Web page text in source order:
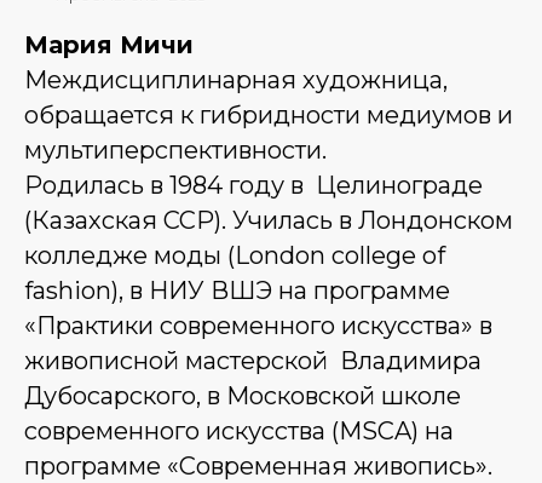
Мария Мичи
Междисциплинарная художница,
обращается к гибридности медиумов и
мультиперспективности.
Родилась в 1984 году в Целинограде
(Казахская ССР). Училась в Лондонском
колледже моды (London college of
fashion), в НИУ ВШЭ на программе
«Практики современного искусства» в
живописной мастерской Владимира
Дубосарского, в Московской школе
современного искусства (MSCA) на
программе «Современная живопись».